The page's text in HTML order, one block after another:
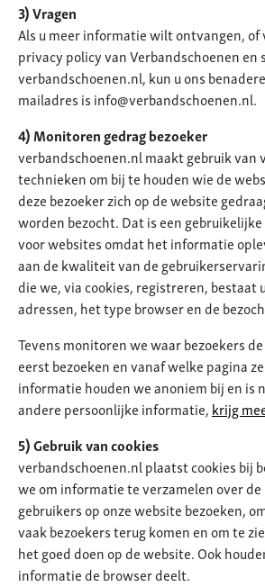
3) Vragen
Als u meer informatie wilt ontvangen, of
privacy policy van Verbandschoenen en
verbandschoenen.nl, kun u ons
mailadres is info@verbandschoenen.nl.
4) Monitoren gedrag bezoeker
verbandschoenen.nl maakt gebruik van
technieken om bij te houden wie de
deze bezoeker zich op de website
worden bezocht. Dat is een
voor websites omdat het informatie
aan de kwaliteit van de
die we, via cookies, registreren, bestaat
adressen, het type browser en de
Tevens monitoren we waar bezoekers
eerst bezoeken en vanaf welke pagina
informatie houden we anoniem bij en is
andere persoonlijke informatie,krijg
5) Gebruik van cookies
verbandschoenen.nl plaatst cookies bij
we om informatie te verzamelen over de
gebruikers op onze website bezoeken,
vaak bezoekers terug komen en om te
het goed doen op de website. Ook
informatie de browser deelt.